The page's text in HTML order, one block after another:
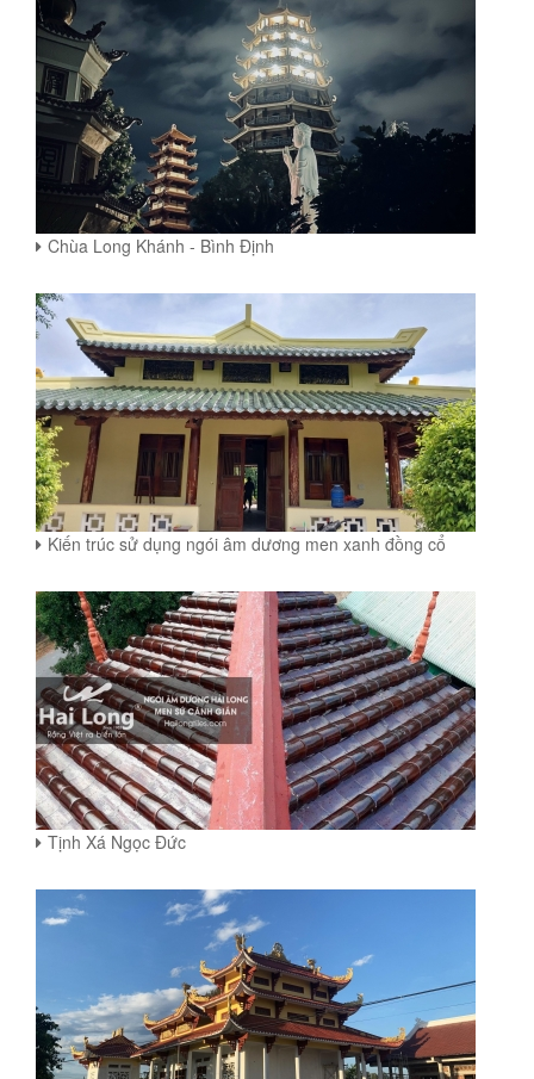
Chùa Long Khánh - Bình Định
Kiến trúc sử dụng ngói âm dương men xanh đồng cổ
Tịnh Xá Ngọc Đức